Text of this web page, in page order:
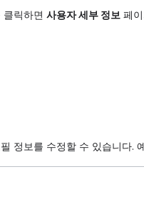
릭하면 사용자 세부 정보 페
정보를 수정할 수 있습니다.